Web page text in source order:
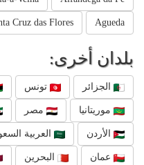
Agueda
Cruz das Flores
بلدان أخرى:
الجزائر تونس
موريتانيا مصر
الأردن العربية
عمان البحرين